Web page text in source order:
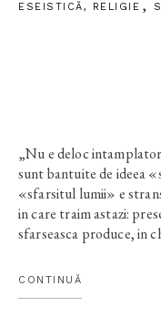
ESEISTICĂ, RELIGIE
„Nu e deloc
sunt bantuite de ideea
«sfarsitul lumii» e
in care traim astazi:
sfarseasca produce, in
vorbeam nu este
care i-l acorda unii, dar
CONTINUĂ